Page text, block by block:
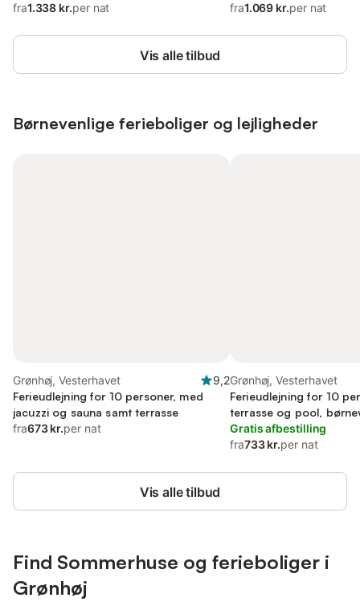
fra1.338 kr.per nat
fra1.069 kr.per nat
Vis alle tilbud
Børnevenlige ferieboliger og lejligheder
Grønhøj, Vesterhavet
9,2
Ferieudlejning for 10 personer, med
jacuzzi og sauna samt terrasse
fra673 kr.per nat
Grønhøj, Vesterhavet
Ferieudlejning for 10
terrasse og pool,
Gratis afbestilling
fra733 kr.per nat
Vis alle tilbud
Find Sommerhuse og ferieboliger i
Grønhøj